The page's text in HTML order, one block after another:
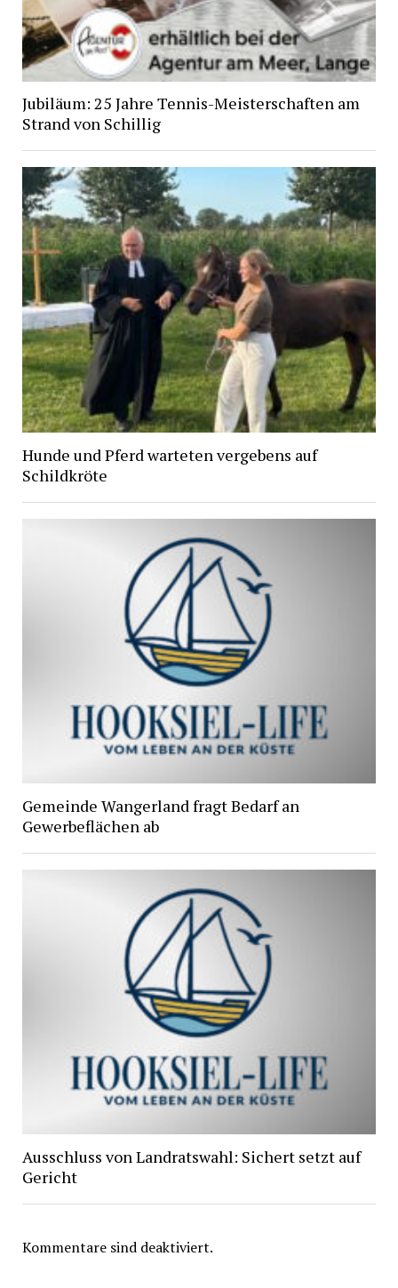
Jubiläum: 25 Jahre Tennis-Meisterschaften am
Strand von Schillig
Hunde und Pferd warteten vergebens auf
Schildkröte
Gemeinde Wangerland fragt Bedarf an
Gewerbeflächen ab
Ausschluss von Landratswahl: Sichert setzt auf
Gericht
Kommentare sind deaktiviert.